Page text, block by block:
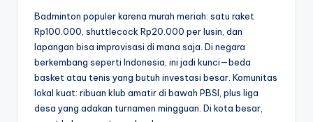
Badminton populer karena murah meriah: satu raket
Rp100.000, shuttlecock Rp20.000 per lusin, dan
lapangan bisa improvisasi di mana saja. Di negara
berkembang seperti Indonesia, ini jadi kunci—beda
basket atau tenis yang butuh investasi besar. Komunitas
lokal kuat: ribuan klub amatir di bawah PBSI, plus liga
desa yang adakan turnamen mingguan. Di kota besar,